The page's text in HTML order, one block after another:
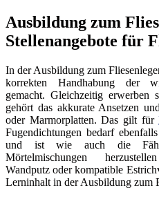
Ausbildung zum
Stellenangebote für
In der Ausbildung zum
korrekten Handhabung der
gemacht. Gleichzeitig erwerben
gehört das akkurate Ansetzen
oder Marmorplatten. Das gilt für
Fugendichtungen bedarf
und ist wie auch die
Mörtelmischungen
Wandputz oder kompatible
Lerninhalt in der Ausbildung zum